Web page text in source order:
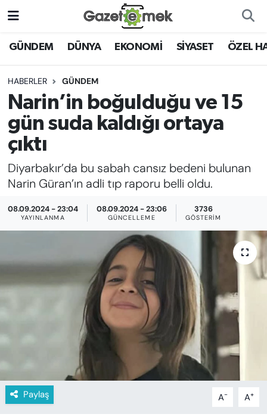
GÜNDEM DÜNYA EKONOMİ SİYASET ÖZEL
HABERLER GÜNDEM
Narin’in boğulduğu ve 15
gün suda kaldığı ortaya
çıktı
Diyarbakır’da bu sabah cansız bedeni bulunan
Narin Güran’ın adli tıp raporu belli oldu.
08.09.2024 - 23:04
YAYINLANMA
08.09.2024 - 23:06
GÜNCELLEME
3736
GÖSTERIM
Paylaş A- A+
DÜNYA
EKONOMİ
EMEK HABERLERİ
YENİ MEDYADA EMEK
GAZETECİLİĞİNİ GELİŞTİRMEK
FAYDALI BİLGİLER
GÜNDEM
KÜLTÜR-SANAT
MAGAZİN
Nöbetçi Eczaneler
Hava Durumu
İstanbul Namaz Vakitleri
Trafik Durumu
Süper Lig Puan Durumu ve Fikstür
Son Dakika Haberleri
Haber Arşivi